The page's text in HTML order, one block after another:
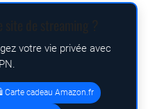
votre vie privée avec
Carte cadeau Amazon.fr